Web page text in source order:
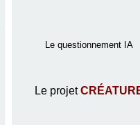
Le questionnement IA
Le projet